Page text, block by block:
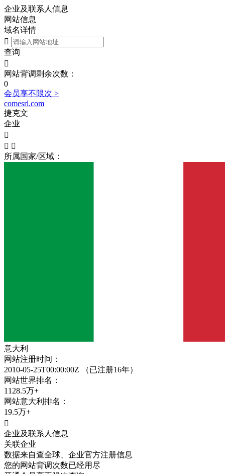
企业及联系人信息
网站信息
域名详情

查询

网站背调剩余次数：
0
会员享不限次 >
comesrl.com
捷克文
企业

 
所属国家/区域：
意大利
网站注册时间：
2010-05-25T00:00:00Z
（已注册16年）
网站世界排名：
1128.5万+
网站意大利 排名：
19.5万+

企业及联系人信息
关联企业
数据来自查全球、企业官方注册信息
您的网站背调次数已经用尽